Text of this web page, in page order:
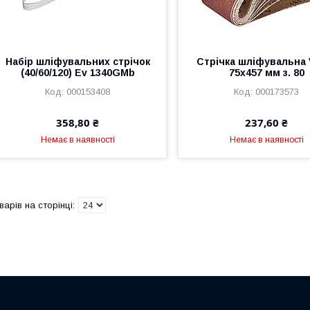
Набір шліфувальних стрічок
(40/60/120) Ev 1340GMb
000153408
358,80 ₴
Немає в наявності
Стрічка шліфувальна
75х457 мм з. 80
000173573
237,60 ₴
Немає в наявності